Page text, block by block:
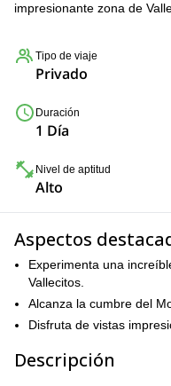
impresionante zona de
Tipo de viaje
Privado
Duración
1 Día
Nivel de aptitud
Alto
Aspectos
Experimenta una
Vallecitos.
Alcanza la cumbre del
Disfruta de vistas
Descripción